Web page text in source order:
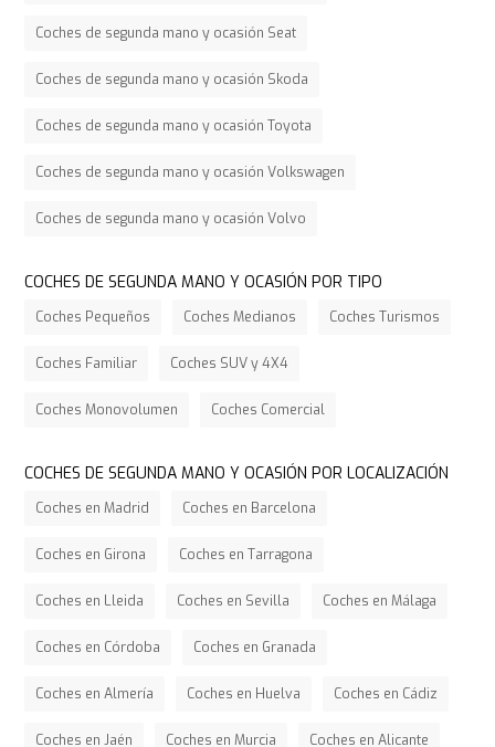
Coches de segunda mano y ocasión Seat
Coches de segunda mano y ocasión Skoda
Coches de segunda mano y ocasión Toyota
Coches de segunda mano y ocasión Volkswagen
Coches de segunda mano y ocasión Volvo
COCHES DE SEGUNDA MANO Y OCASIÓN POR TIPO
Coches Pequeños Coches Medianos Coches Turismos
Coches Familiar Coches SUV y 4X4
Coches Monovolumen Coches Comercial
COCHES DE SEGUNDA MANO Y OCASIÓN POR LOCALIZACIÓN
Coches en Madrid Coches en Barcelona
Coches en Girona Coches en Tarragona
Coches en Lleida Coches en Sevilla Coches en Málaga
Coches en Córdoba Coches en Granada
Coches en Almería Coches en Huelva Coches en Cádiz
Coches en Jaén Coches en Murcia Coches en Alicante